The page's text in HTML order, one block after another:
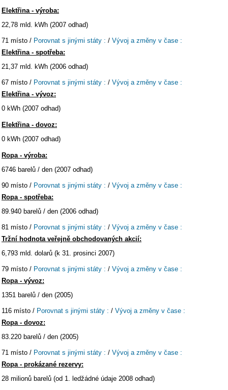
Elektřina - výroba:
22,78 mld. kWh (2007 odhad)
71 místo / Porovnat s jinými státy : / Vývoj a změny v čase :
Elektřina - spotřeba:
21,37 mld. kWh (2006 odhad)
67 místo / Porovnat s jinými státy : / Vývoj a změny v čase :
Elektřina - vývoz:
0 kWh (2007 odhad)
Elektřina - dovoz:
0 kWh (2007 odhad)
Ropa - výroba:
6746 barelů / den (2007 odhad)
90 místo / Porovnat s jinými státy : / Vývoj a změny v čase :
Ropa - spotřeba:
89.940 barelů / den (2006 odhad)
81 místo / Porovnat s jinými státy : / Vývoj a změny v čase :
Tržní hodnota veřejně obchodovaných akcií:
6,793 mld. dolarů (k 31. prosinci 2007)
79 místo / Porovnat s jinými státy : / Vývoj a změny v čase :
Ropa - vývoz:
1351 barelů / den (2005)
116 místo / Porovnat s jinými státy : / Vývoj a změny v čase :
Ropa - dovoz:
83.220 barelů / den (2005)
71 místo / Porovnat s jinými státy : / Vývoj a změny v čase :
Ropa - prokázané rezervy:
28 milionů barelů (od 1. ledžádné údaje 2008 odhad)